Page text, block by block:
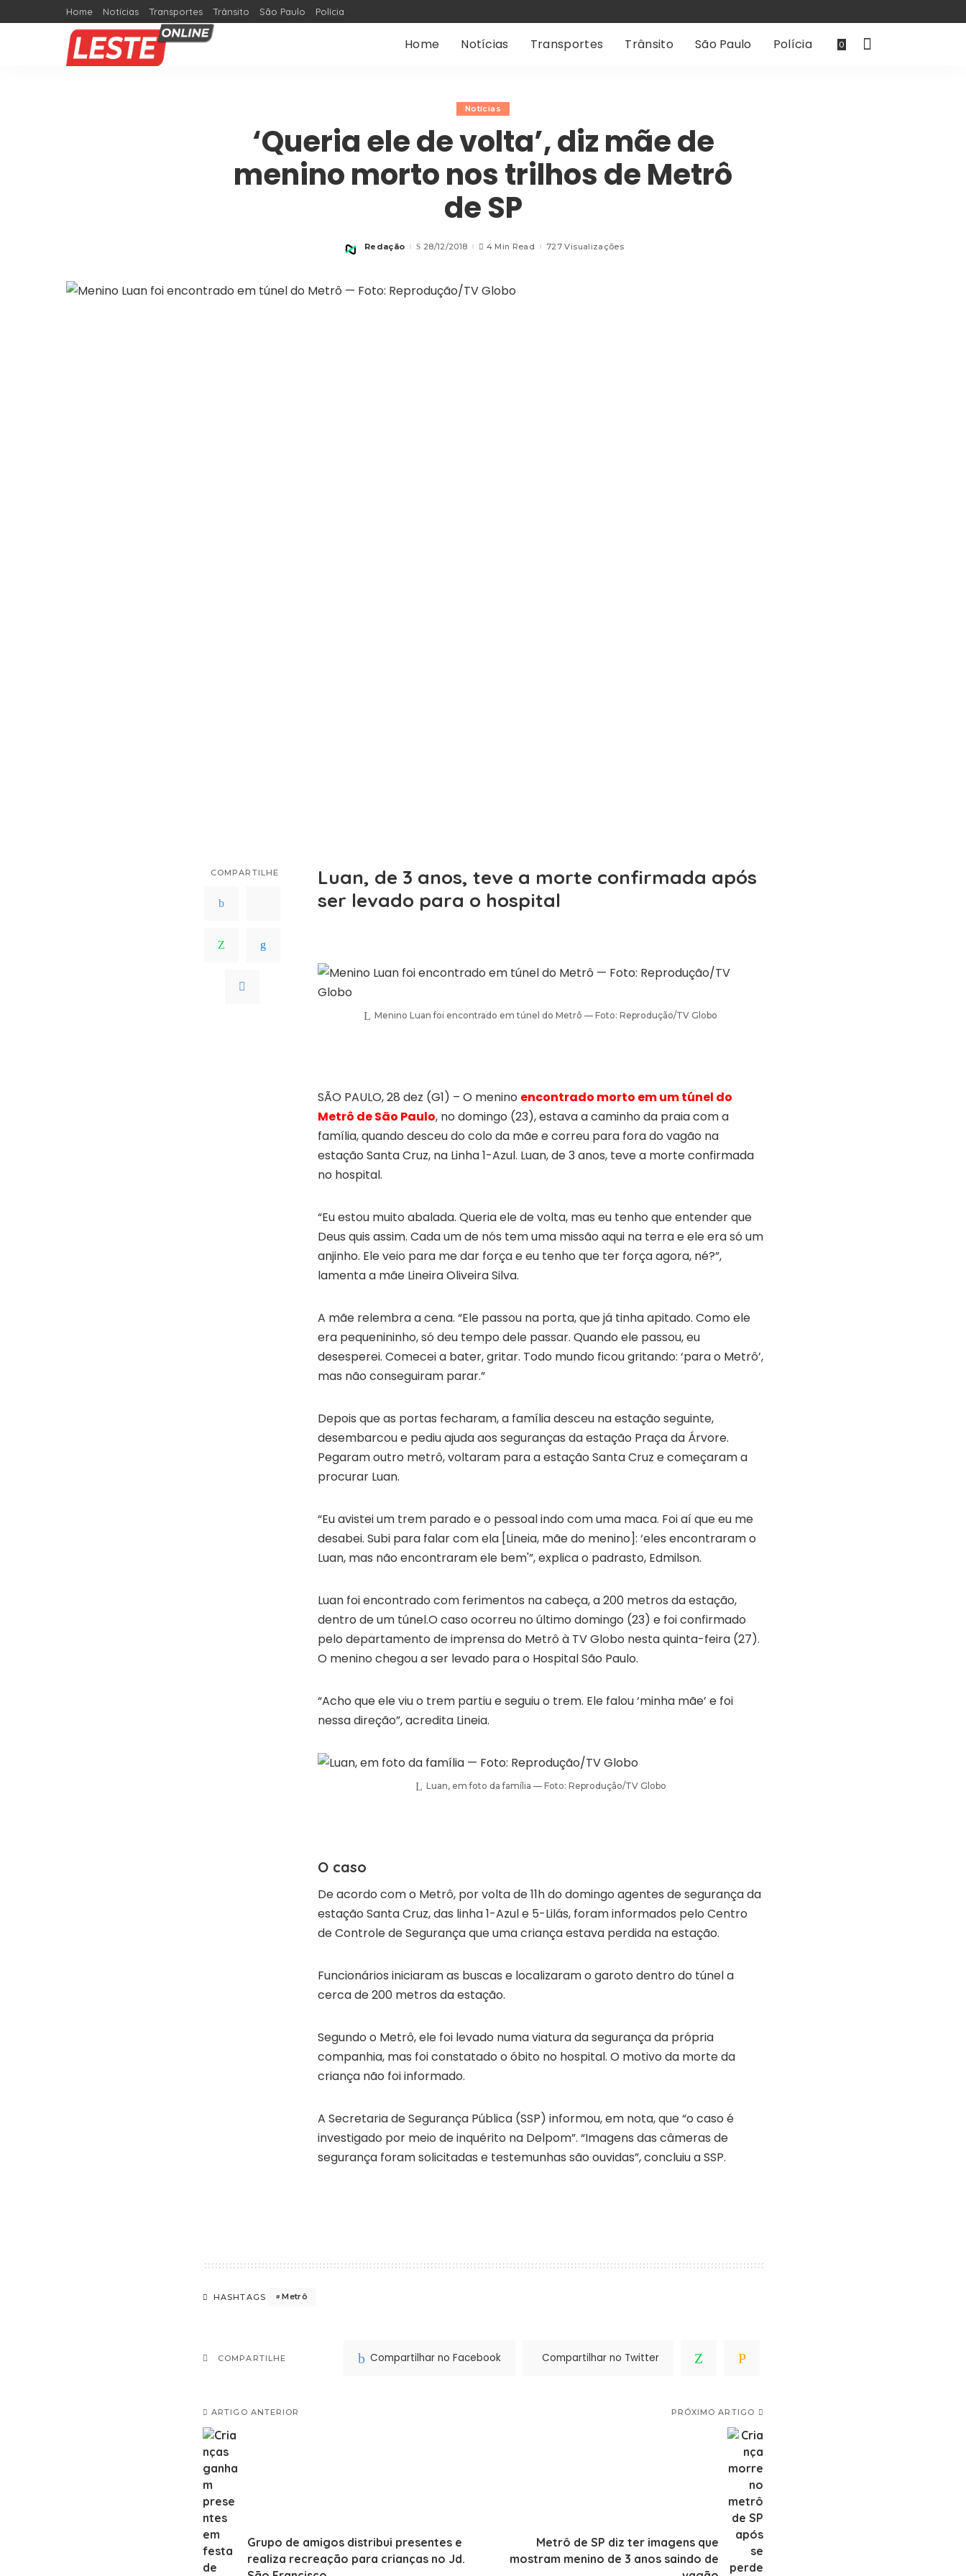
Home Notícias Transportes Trânsito São Paulo Polícia
Home Notícias Transportes Trânsito São Paulo Polícia 0
Notícias
‘Queria ele de volta’, diz mãe de
menino morto nos trilhos de Metrô
de SP
Posted
Redação 28/12/2018 4 Min Read 727 Visualizações
COMPARTILHE
Luan, de 3 anos, teve a morte confirmada após
ser levado para o hospital
Menino Luan foi encontrado em túnel do Metrô — Foto: Reprodução/TV Globo
SÃO PAULO, 28 dez (G1) – O menino encontrado morto em um túnel do
Metrô de São Paulo, no domingo (23), estava a caminho da praia com a
família, quando desceu do colo da mãe e correu para fora do vagão na
estação Santa Cruz, na Linha 1-Azul. Luan, de 3 anos, teve a morte confirmada
no hospital.
“Eu estou muito abalada. Queria ele de volta, mas eu tenho que entender que
Deus quis assim. Cada um de nós tem uma missão aqui na terra e ele era só um
anjinho. Ele veio para me dar força e eu tenho que ter força agora, né?”,
lamenta a mãe Lineira Oliveira Silva.
A mãe relembra a cena. “Ele passou na porta, que já tinha apitado. Como ele
era pequenininho, só deu tempo dele passar. Quando ele passou, eu
desesperei. Comecei a bater, gritar. Todo mundo ficou gritando: ‘para o Metrô’,
mas não conseguiram parar.”
Depois que as portas fecharam, a família desceu na estação seguinte,
desembarcou e pediu ajuda aos seguranças da estação Praça da Árvore.
Pegaram outro metrô, voltaram para a estação Santa Cruz e começaram a
procurar Luan.
“Eu avistei um trem parado e o pessoal indo com uma maca. Foi aí que eu me
desabei. Subi para falar com ela [Lineia, mãe do menino]: ‘eles encontraram o
Luan, mas não encontraram ele bem'”, explica o padrasto, Edmilson.
Luan foi encontrado com ferimentos na cabeça, a 200 metros da estação,
dentro de um túnel.O caso ocorreu no último domingo (23) e foi confirmado
pelo departamento de imprensa do Metrô à TV Globo nesta quinta-feira (27).
O menino chegou a ser levado para o Hospital São Paulo.
“Acho que ele viu o trem partiu e seguiu o trem. Ele falou ‘minha mãe’ e foi
nessa direção”, acredita Lineia.
Luan, em foto da família — Foto: Reprodução/TV Globo
O caso
De acordo com o Metrô, por volta de 11h do domingo agentes de segurança da
estação Santa Cruz, das linha 1-Azul e 5-Lilás, foram informados pelo Centro
de Controle de Segurança que uma criança estava perdida na estação.
Funcionários iniciaram as buscas e localizaram o garoto dentro do túnel a
cerca de 200 metros da estação.
Segundo o Metrô, ele foi levado numa viatura da segurança da própria
companhia, mas foi constatado o óbito no hospital. O motivo da morte da
criança não foi informado.
A Secretaria de Segurança Pública (SSP) informou, em nota, que “o caso é
investigado por meio de inquérito na Delpom”. “Imagens das câmeras de
segurança foram solicitadas e testemunhas são ouvidas”, concluiu a SSP.
HASHTAGS Metrô
COMPARTILHE Compartilhar no Facebook Compartilhar no Twitter
ARTIGO ANTERIOR
Grupo de amigos distribui presentes e
realiza recreação para crianças no Jd.
PRÓXIMO ARTIGO
Metrô de SP diz ter imagens que
mostram menino de 3 anos saindo de